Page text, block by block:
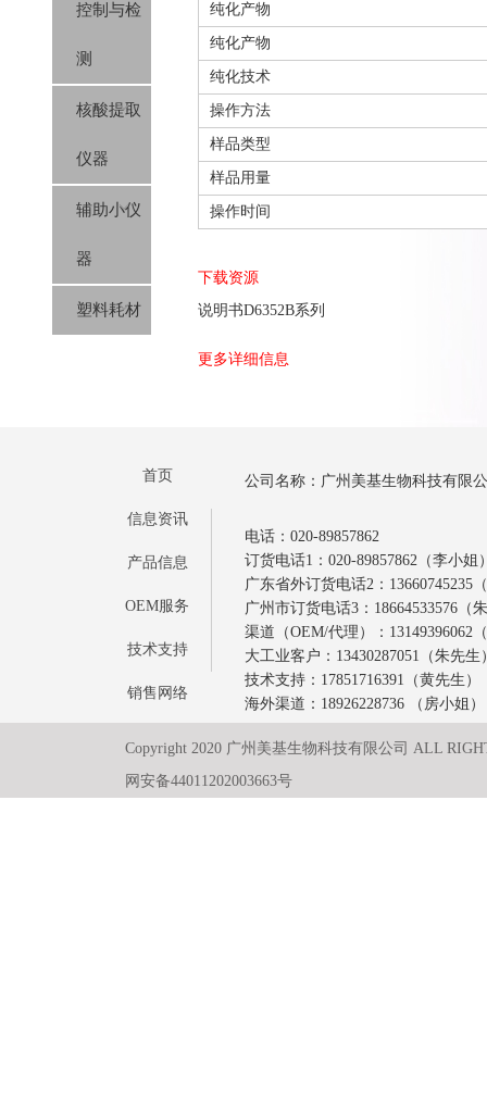
控制与检
测
核酸提取
仪器
辅助小仪
器
塑料耗材
纯化产物
纯化产物
纯化技术
操作方法
样品类型
样品用量
操作时间
下载资源
说明书D6352B系列
更多详细信息
首页
信息资讯
产品信息
OEM服务
技术支持
销售网络
公司名称：广州美基生物科技有限
电话：020-89857862
订货电话1：020-89857862（李小姐
广东省外订货电话2：13660745235
广州市订货电话3：18664533576（
渠道（OEM/代理）：13149396062
大工业客户：13430287051（朱先生
技术支持：17851716391（黄先生）
海外渠道：18926228736 （房小姐）
Copyright 2020 广州美基生物科技有限公司 ALL
网安备44011202003663号